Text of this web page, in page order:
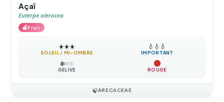
Açaï
Euterpe oleracea
🍎Fruit
☀️☀️☀️
SOLEIL / MI-OMBRE
💧 💧 💧
IMPORTANT
❄️❄️❄️
GÉLIVE ROUGE
🍃ARECACEAE